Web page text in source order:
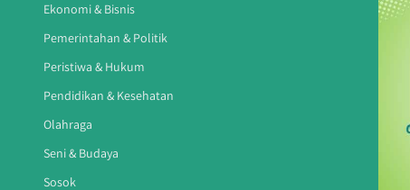
Ekonomi & Bisnis
Pemerintahan & Politik
Peristiwa & Hukum
Pendidikan & Kesehatan
Olahraga
Seni & Budaya
Sosok